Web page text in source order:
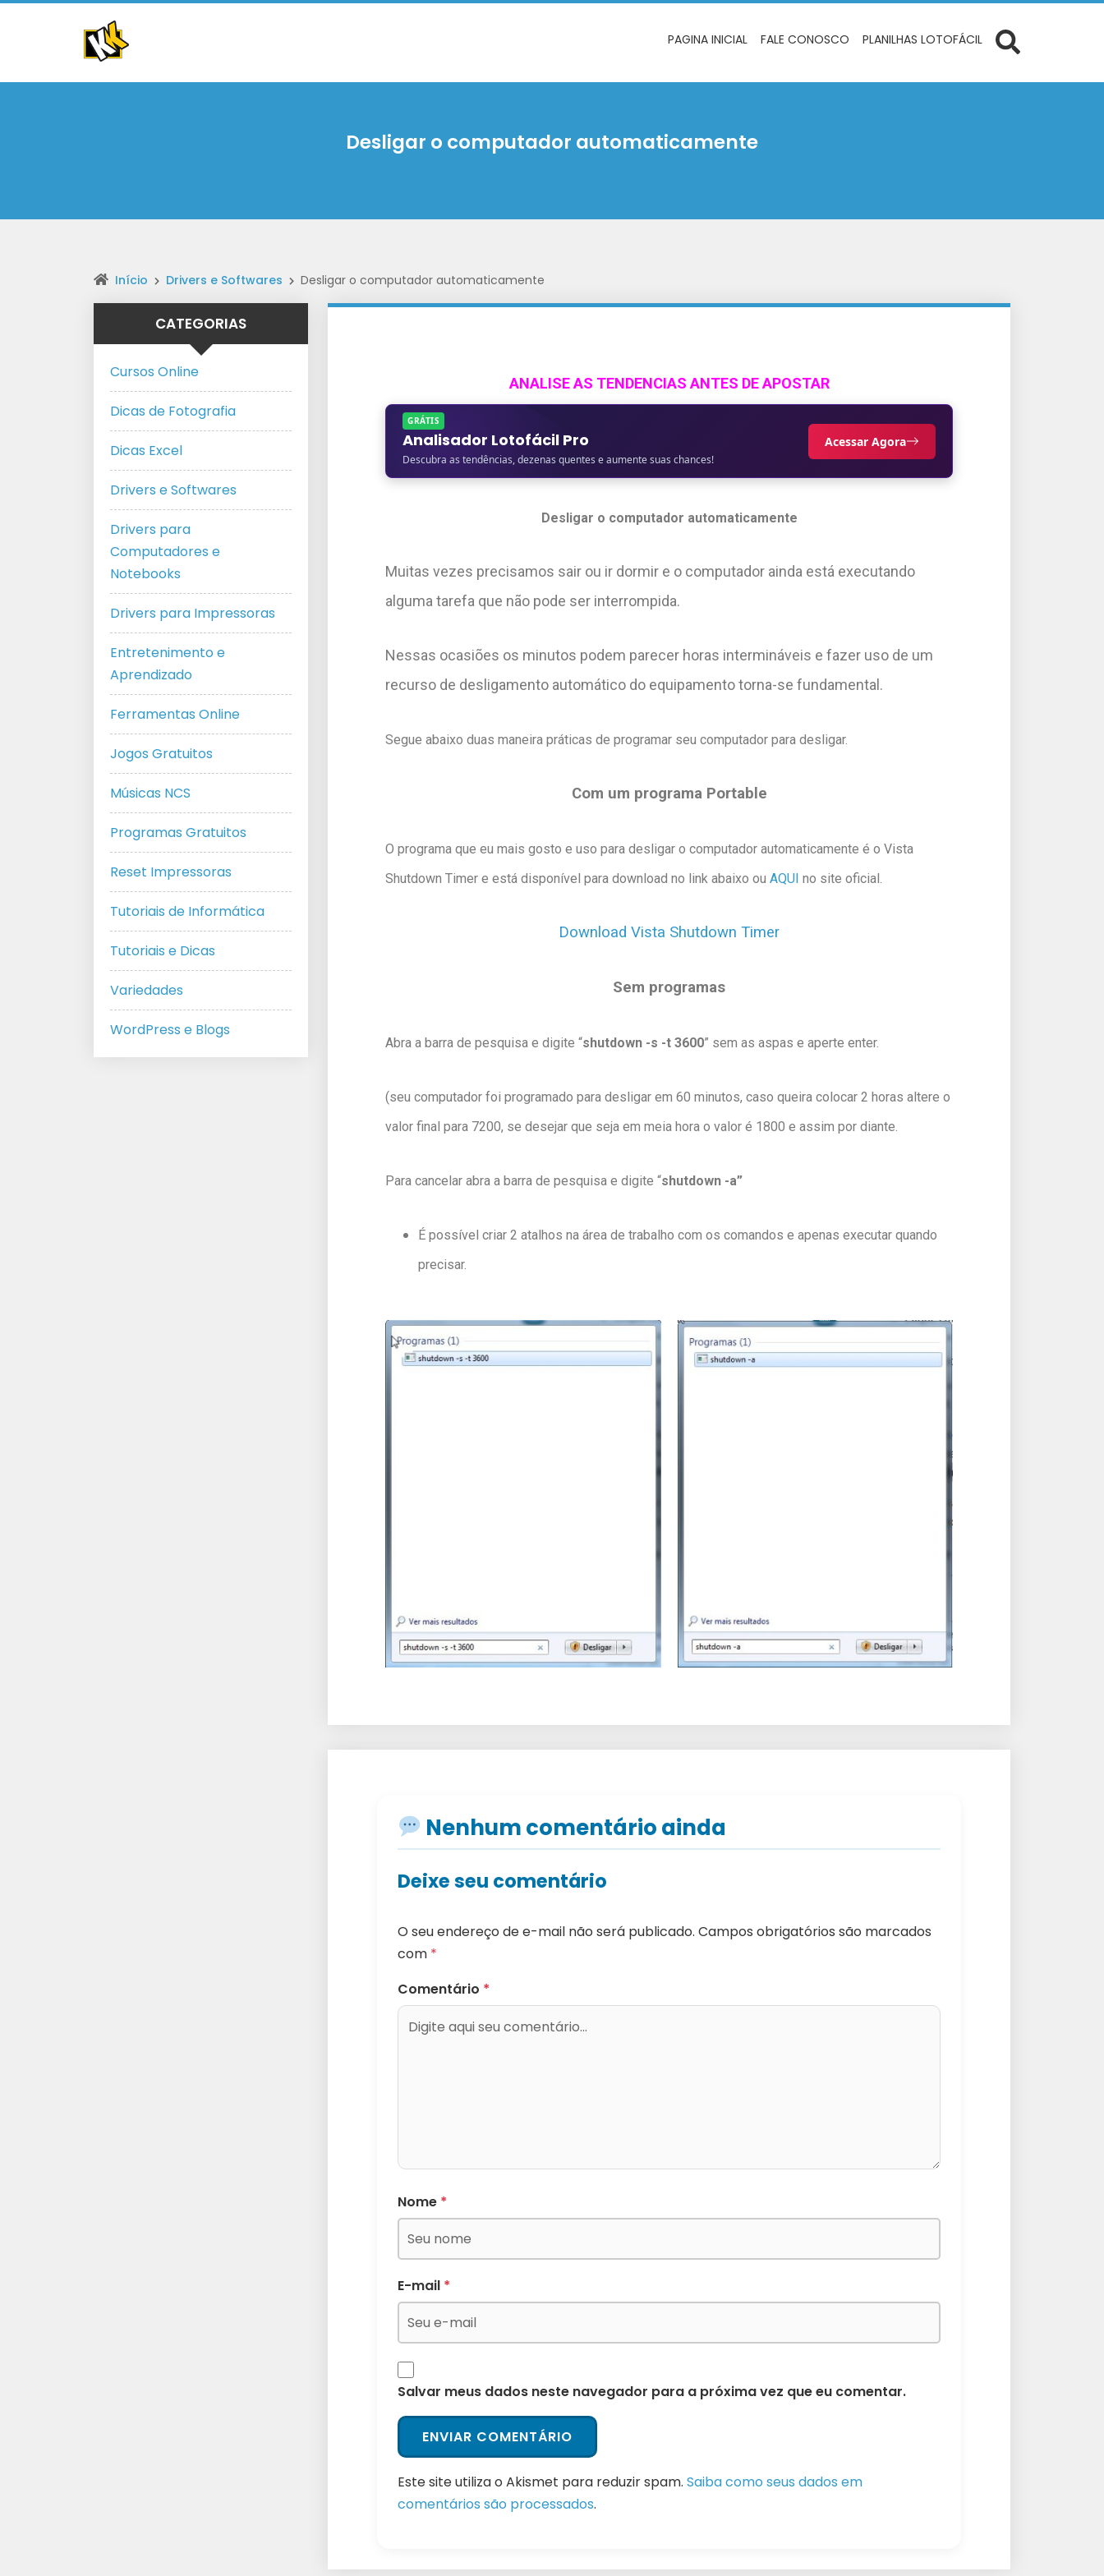
PAGINA INICIAL FALE CONOSCO PLANILHAS LOTOFÁCIL
Desligar o computador automaticamente
Início Drivers e Softwares Desligar o computador automaticamente
ANALISE AS TENDENCIAS ANTES DE APOSTAR
GRÁTIS
Analisador Lotofácil Pro
Descubra as tendências, dezenas quentes e aumente suas chances!
Acessar Agora
Desligar o computador automaticamente
Muitas vezes precisamos sair ou ir dormir e o computador ainda está executando
alguma tarefa que não pode ser interrompida.
Nessas ocasiões os minutos podem parecer horas intermináveis e fazer uso de um
recurso de desligamento automático do equipamento torna-se fundamental.
Segue abaixo duas maneira práticas de programar seu computador para desligar.
Com um programa Portable
O programa que eu mais gosto e uso para desligar o computador automaticamente é o Vista
Shutdown Timer e está disponível para download no link abaixo ou AQUI no site oficial.
Download Vista Shutdown Timer
Sem programas
Abra a barra de pesquisa e digite “shutdown -s -t 3600” sem as aspas e aperte enter.
(seu computador foi programado para desligar em 60 minutos, caso queira colocar 2 horas altere o
valor final para 7200, se desejar que seja em meia hora o valor é 1800 e assim por diante.
Para cancelar abra a barra de pesquisa e digite “shutdown -a”
É possível criar 2 atalhos na área de trabalho com os comandos e apenas executar quando
precisar.
Nenhum comentário ainda
Deixe seu comentário
O seu endereço de e-mail não será publicado. Campos obrigatórios são marcados
com *
Comentário *
Nome *
E-mail *
Salvar meus dados neste navegador para a próxima vez que eu comentar.
Este site utiliza o Akismet para reduzir spam. Saiba como seus dados em
comentários são processados.
CATEGORIAS
Cursos Online
Dicas de Fotografia
Dicas Excel
Drivers e Softwares
Drivers para
Computadores e
Notebooks
Drivers para Impressoras
Entretenimento e
Aprendizado
Ferramentas Online
Jogos Gratuitos
Músicas NCS
Programas Gratuitos
Reset Impressoras
Tutoriais de Informática
Tutoriais e Dicas
Variedades
WordPress e Blogs